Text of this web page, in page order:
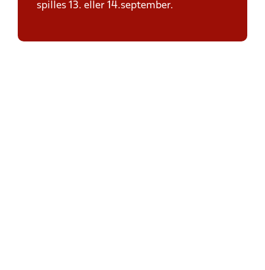
spilles 13. eller 14.september.